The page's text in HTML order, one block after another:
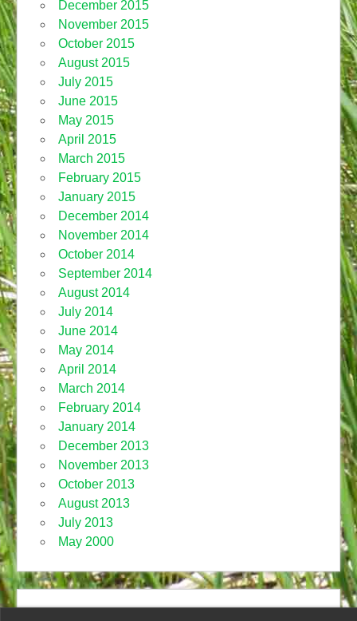
December 2015
November 2015
October 2015
August 2015
July 2015
June 2015
May 2015
April 2015
March 2015
February 2015
January 2015
December 2014
November 2014
October 2014
September 2014
August 2014
July 2014
June 2014
May 2014
April 2014
March 2014
February 2014
January 2014
December 2013
November 2013
October 2013
August 2013
July 2013
May 2000